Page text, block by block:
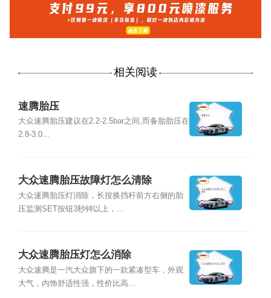
相关阅读
速腾胎压
大众速腾胎压建议在2.2-2.5bar之间,而备胎胎压在
2.8-3.0...
大众速腾胎压故障灯怎么清除
大众速腾胎压灯消除，长按换挡杆前方右侧的胎
压监测SET按钮3秒钟以上，...
大众速腾胎压灯怎么消除
大众速腾是一汽大众旗下的一款紧凑型车，外观
大气，内饰舒适性强，性价比高...